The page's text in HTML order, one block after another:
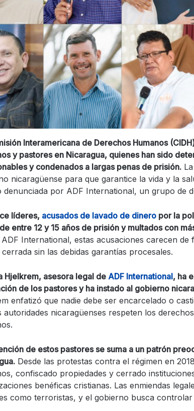
Interamericana de Derechos Humanos
y pastores en Nicaragua, quienes han sido
y condenados a largas penas de prisión.La
nicaragüense para que garantice la vida y la
denunciada por ADF International, un grupo de
líderes, acusados de lavado de dinero por la
entre 12 y 15 años de prisión y multados con
International, estas acusaciones carecen
sin las debidas garantías procesales.
Hjelkrem, asesora legal de ADF International, ha
de los pastores y ha instado al gobierno
enfatizó que nadie debe ser encarcelado o
autoridades nicaragüenses respeten los
de estos pastores se suma a un patrón
Desde las protestas contra el régimen en
confiscado propiedades y cerrado
benéficas cristianas. Las enmiendas
como terroristas, y el gobierno busca controlar